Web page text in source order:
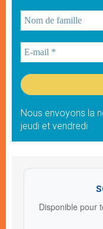
Nous envoyons la
jeudi et vendredi
Disponible pour